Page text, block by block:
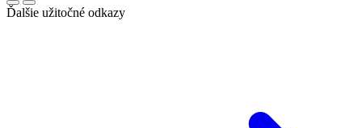
Ďalšie užitočné odkazy